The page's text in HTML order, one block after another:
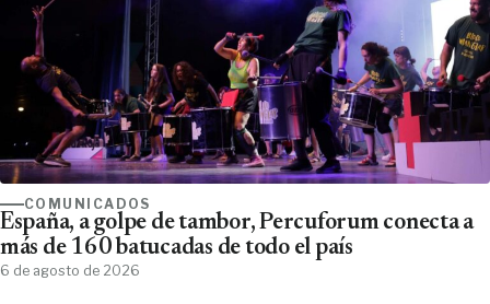
COMUNICADOS
España, a golpe de tambor, Percuforum conecta a
más de 160 batucadas de todo el país
6 de agosto de 2026